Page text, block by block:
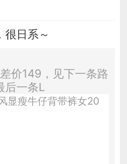
很日系～
价149，见下一条路
后一条L
显瘦牛仔背带裤女20